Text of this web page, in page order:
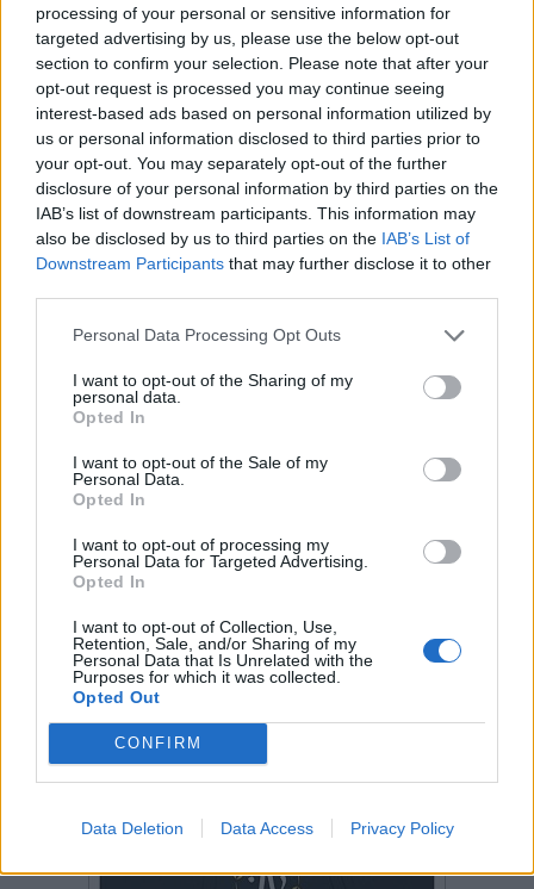
processing of your personal or sensitive information for
targeted advertising by us, please use the below opt-out
section to confirm your selection. Please note that after your
opt-out request is processed you may continue seeing
interest-based ads based on personal information utilized by
us or personal information disclosed to third parties prior to
your opt-out. You may separately opt-out of the further
disclosure of your personal information by third parties on the
IAB’s list of downstream participants. This information may
also be disclosed by us to third parties on the IAB’s List of
Downstream Participants that may further disclose it to other
Personal Data Processing Opt Outs
I want to opt-out of the Sharing of my
personal data.
Opted In
I want to opt-out of the Sale of my
Personal Data.
Opted In
I want to opt-out of processing my
Personal Data for Targeted Advertising.
Opted In
I want to opt-out of Collection, Use,
Retention, Sale, and/or Sharing of my
Personal Data that Is Unrelated with the
Purposes for which it was collected.
Opted Out
CONFIRM
Data Deletion Data Access Privacy Policy
https://politic.gr/